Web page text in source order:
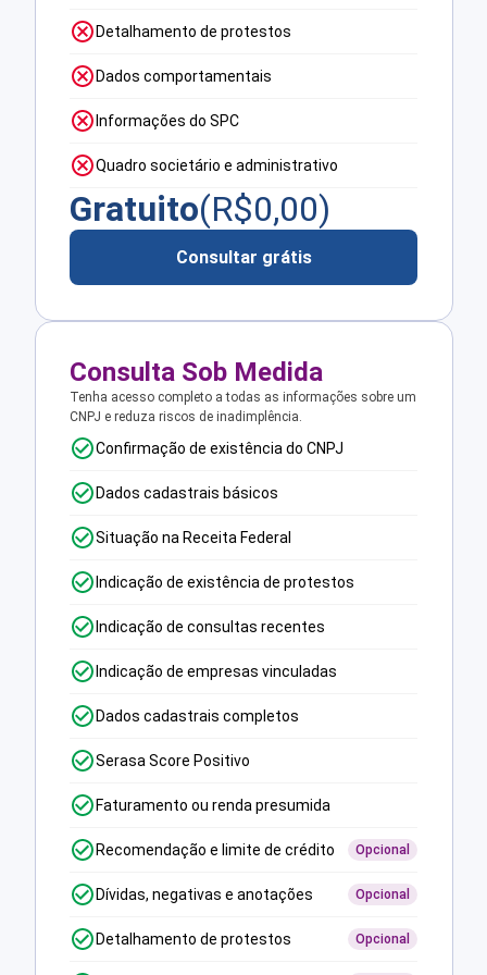
Detalhamento de protestos
Dados comportamentais
Informações do SPC
Quadro societário e administrativo
Gratuito(R$0,00)
Consultar grátis
Consulta Sob Medida
Tenha acesso completo a todas as informações sobre um
CNPJ e reduza riscos de inadimplência.
Confirmação de existência do CNPJ
Dados cadastrais básicos
Situação na Receita Federal
Indicação de existência de protestos
Indicação de consultas recentes
Indicação de empresas vinculadas
Dados cadastrais completos
Serasa Score Positivo
Faturamento ou renda presumida
Recomendação e limite de crédito Opcional
Dívidas, negativas e anotações Opcional
Detalhamento de protestos Opcional